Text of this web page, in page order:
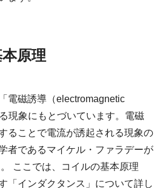
原理
電磁誘導（electromagnetic
現象にもとづいています。電磁
ることで電流が誘起される現象の
者であるマイケル・ファラデーが
ここでは、コイルの基本原理
「インダクタンス」について詳し